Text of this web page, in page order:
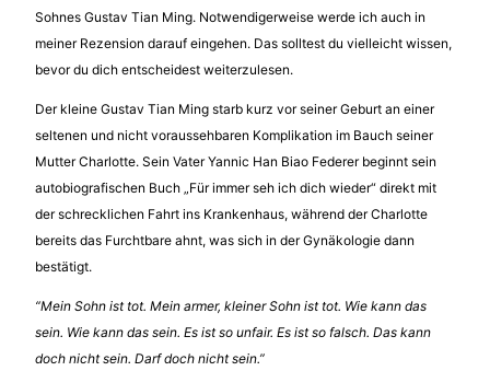
Sohnes Gustav Tian Ming. Notwendigerweise werde ich auch in
meiner Rezension darauf eingehen. Das solltest du vielleicht wissen,
bevor du dich entscheidest weiterzulesen.
Der kleine Gustav Tian Ming starb kurz vor seiner Geburt an einer
seltenen und nicht voraussehbaren Komplikation im Bauch seiner
Mutter Charlotte. Sein Vater Yannic Han Biao Federer beginnt sein
autobiografischen Buch „Für immer seh ich dich wieder“ direkt mit
der schrecklichen Fahrt ins Krankenhaus, während der Charlotte
bereits das Furchtbare ahnt, was sich in der Gynäkologie dann
bestätigt.
“Mein Sohn ist tot. Mein armer, kleiner Sohn ist tot. Wie kann das
sein. Wie kann das sein. Es ist so unfair. Es ist so falsch. Das kann
doch nicht sein. Darf doch nicht sein.”